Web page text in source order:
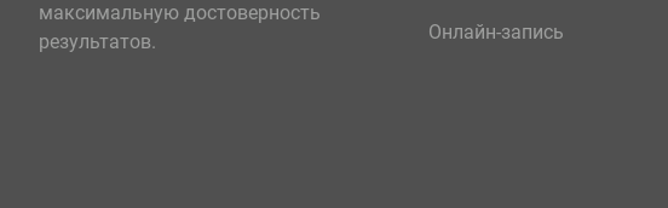
максимальную достоверность
результатов.
Онлайн-запись